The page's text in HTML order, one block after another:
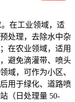
在工业领域，适
处理，去除水中杂
在农业领域，适用
避免滴灌带、喷头
域，可作为小区、
用于绿化、道路喷
（日处理量 50-